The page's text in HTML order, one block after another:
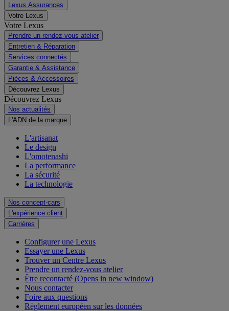
Lexus Assurances
Votre Lexus
Votre Lexus
Prendre un rendez-vous atelier
Entretien & Réparation
Services connectés
Garantie & Assistance
Pièces & Accessoires
Découvrez Lexus
Découvrez Lexus
Nos actualités
L'ADN de la marque
L'artisanat
Le design
L'omotenashi
La performance
La sécurité
La technologie
Nos concept-cars
L'expérience client
Carrières
Configurer une Lexus
Essayer une Lexus
Trouver un Centre Lexus
Prendre un rendez-vous atelier
Être recontacté (Opens in new window)
Nous contacter
Foire aux questions
Règlement européen sur les données